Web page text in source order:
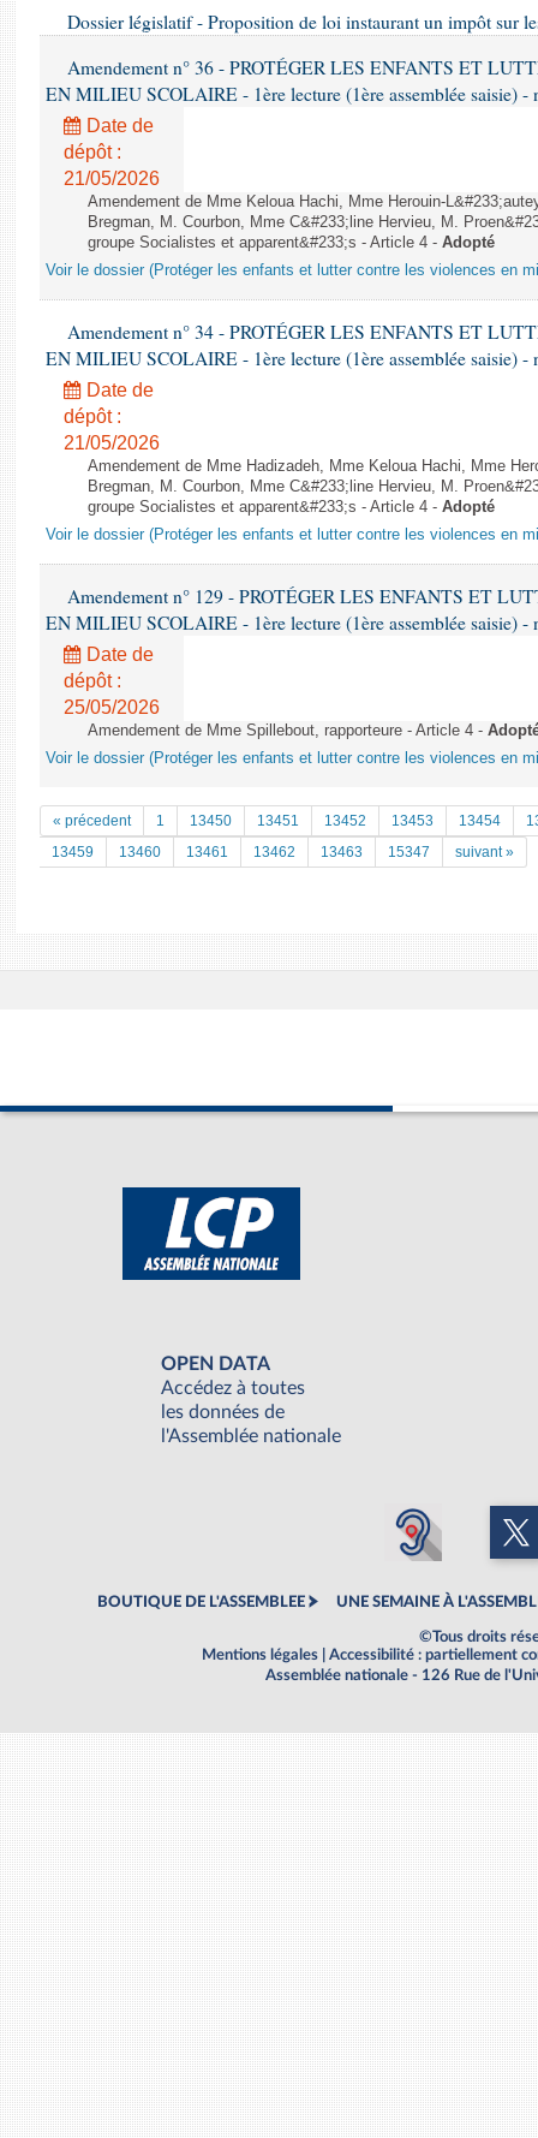
Dossier législatif - Proposition de loi instaurant un impôt sur
Amendement n° 36 - PROTÉGER LES ENFANTS ET
EN MILIEU SCOLAIRE - 1ère lecture (1ère assemblée saisie) -
Date de
dépôt :
21/05/2026
Amendement de Mme Keloua Hachi, Mme Herouin-
Bregman, M. Courbon, Mme C&#233;line Hervieu, M.
groupe Socialistes et apparent&#233;s - Article 4 - Adopté
Voir le dossier (Protéger les enfants et lutter contre les violences en
Amendement n° 34 - PROTÉGER LES ENFANTS ET
EN MILIEU SCOLAIRE - 1ère lecture (1ère assemblée saisie) -
Date de
dépôt :
21/05/2026
Amendement de Mme Hadizadeh, Mme Keloua Hachi, Mme
Bregman, M. Courbon, Mme C&#233;line Hervieu, M.
groupe Socialistes et apparent&#233;s - Article 4 - Adopté
Voir le dossier (Protéger les enfants et lutter contre les violences en
Amendement n° 129 - PROTÉGER LES ENFANTS ET
EN MILIEU SCOLAIRE - 1ère lecture (1ère assemblée saisie) -
Date de
dépôt :
25/05/2026
Amendement de Mme Spillebout, rapporteure - Article 4 -
Voir le dossier (Protéger les enfants et lutter contre les violences en
« précedent 1 13450 13451 13452 13453 13454
13459
13460 13461 13462 13463 15347 suivant »
OPEN DATA
Accédez à toutes
les données de
l'Assemblée nationale
BOUTIQUE DE L'ASSEMBLEE UNE SEMAINE À
©Tous droits
Mentions légales
Accessibilité : partiellement
Assemblée nationale - 126 Rue de